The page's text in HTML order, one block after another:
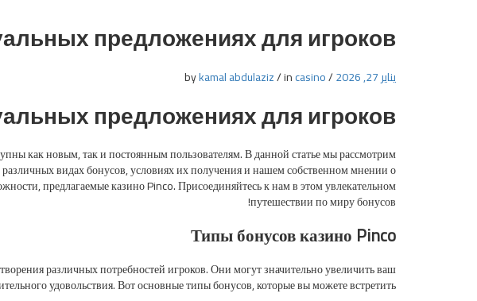
предложениях для игроков
يناير 27, 2026 /
kamal abdulaziz/incasino
предложениях для игроков
как новым, так и постоянным пользователям. В данной статье мы рассмотрим
видах бонусов, условиях их получения и нашем собственном мнении о
предлагаемые казино Pinco. Присоединяйтесь к нам в этом увлекательном
путешествии по миру бонусов!
Типы бонусов казино Pinco
различных потребностей игроков. Они могут значительно увеличить ваш
удовольствия. Вот основные типы бонусов, которые вы можете встретить: